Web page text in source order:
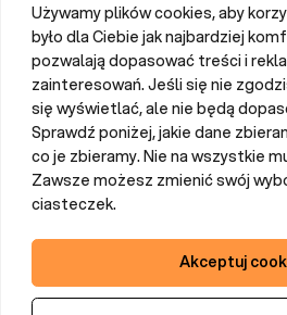
Używamy plików cookies, aby
było dla Ciebie jak najbardziej
pozwalają dopasować treści i
zainteresowań. Jeśli się nie
się wyświetlać, ale nie będą
Sprawdź poniżej, jakie dane
co je zbieramy. Nie na wszystkie
Zawsze możesz zmienić swój
ciasteczek.
Akceptuj